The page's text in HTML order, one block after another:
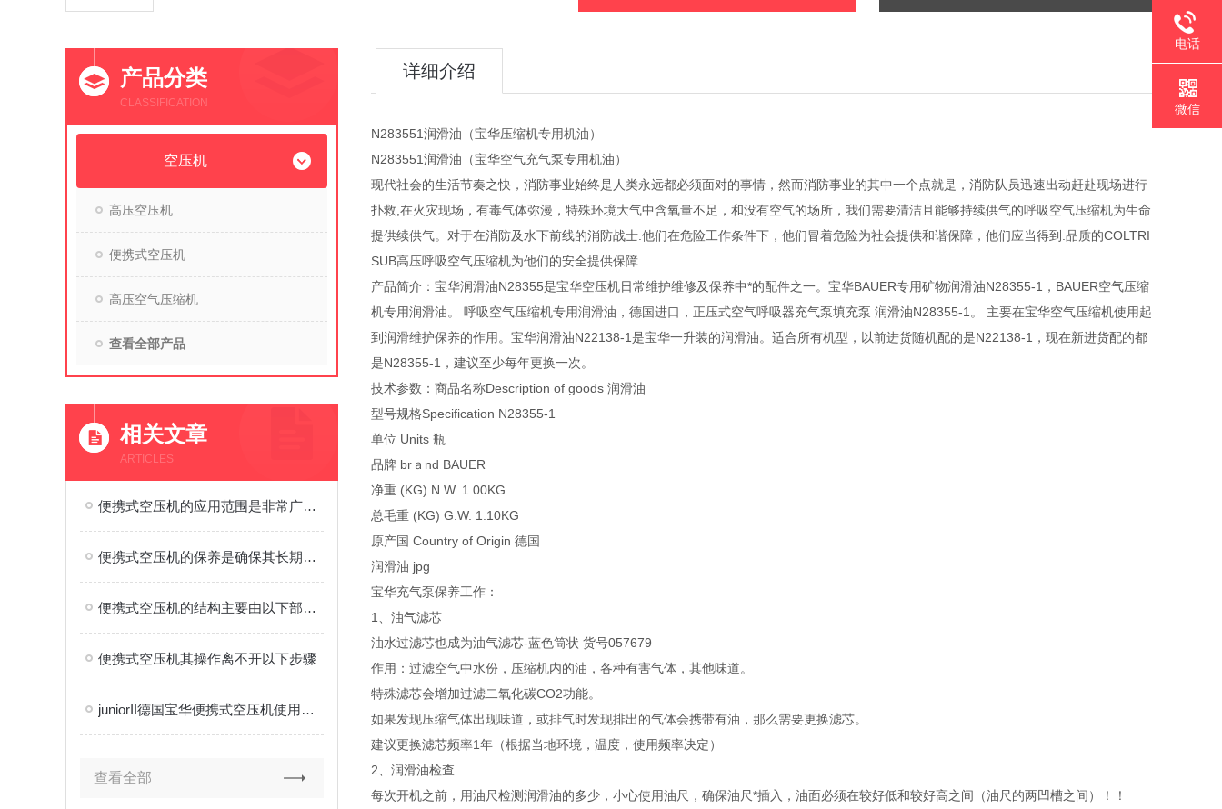
产品分类
CLASSIFICATION
空压机
高压空压机
便携式空压机
高压空气压缩机
查看全部产品
相关文章
ARTICLES
便携式空压机的应用范围是非常广泛的
便携式空压机的保养是确保其长期稳定运行的关键
便携式空压机的结构主要由以下部件组成
便携式空压机其操作离不开以下步骤
juniorII德国宝华便携式空压机使用方法
查看全部
详细介绍
N283551润滑油（宝华压缩机专用机油）
N283551润滑油（宝华空气充气泵专用机油）
现代社会的生活节奏之快，消防事业始终是人类永远都必须面对的事情，然而消防事业的其中一个点就是，消防队员迅速出动赶赴现场进行
扑救,在火灾现场，有毒气体弥漫，特殊环境大气中含氧量不足，和没有空气的场所，我们需要清洁且能够持续供气的呼吸空气压缩机为生命
提供续供气。对于在消防及水下前线的消防战士.他们在危险工作条件下，他们冒着危险为社会提供和谐保障，他们应当得到.品质的COLTRI
SUB高压呼吸空气压缩机为他们的安全提供保障
产品简介：宝华润滑油N28355是宝华空压机日常维护维修及保养中*的配件之一。宝华BAUER专用矿物润滑油N28355-1，BAUER空气压缩
机专用润滑油。 呼吸空气压缩机专用润滑油，德国进口，正压式空气呼吸器充气泵填充泵 润滑油N28355-1。 主要在宝华空气压缩机使用起
到润滑维护保养的作用。宝华润滑油N22138-1是宝华一升装的润滑油。适合所有机型，以前进货随机配的是N22138-1，现在新进货配的都
是N28355-1，建议至少每年更换一次。
技术参数：商品名称Description of goods 润滑油
型号规格Specification N28355-1
单位 Units 瓶
品牌 brａnd BAUER
净重 (KG) N.W. 1.00KG
总毛重 (KG) G.W. 1.10KG
原产国 Country of Origin 德国
润滑油 jpg
宝华充气泵保养工作：
1、油气滤芯
油水过滤芯也成为油气滤芯-蓝色筒状 货号057679
作用：过滤空气中水份，压缩机内的油，各种有害气体，其他味道。
特殊滤芯会增加过滤二氧化碳CO2功能。
如果发现压缩气体出现味道，或排气时发现排出的气体会携带有油，那么需要更换滤芯。
建议更换滤芯频率1年（根据当地环境，温度，使用频率决定）
2、润滑油检查
每次开机之前，用油尺检测润滑油的多少，小心使用油尺，确保油尺*插入，油面必须在较好低和较好高之间（油尺的两凹槽之间）！！
电话
微信